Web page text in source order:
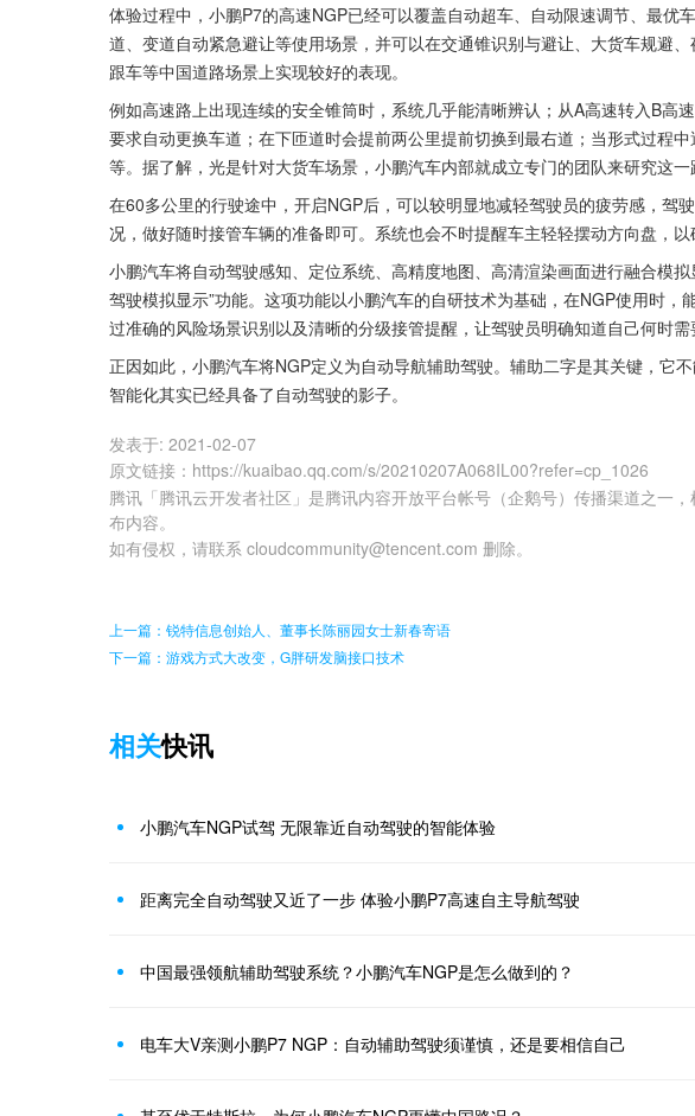
体验过程中，小鹏P7的高速NGP已经可以覆盖自动超车、自动限速调节、最优
道、变道自动紧急避让等使用场景，并可以在交通锥识别与避让、大货车规避
跟车等中国道路场景上实现较好的表现。
例如高速路上出现连续的安全锥筒时，系统几乎能清晰辨认；从A高速转入B高
要求自动更换车道；在下匝道时会提前两公里提前切换到最右道；当形式过程
等。据了解，光是针对大货车场景，小鹏汽车内部就成立专门的团队来研究这一
在60多公里的行驶途中，开启NGP后，可以较明显地减轻驾驶员的疲劳感，驾
况，做好随时接管车辆的准备即可。系统也会不时提醒车主轻轻摆动方向盘，以
小鹏汽车将自动驾驶感知、定位系统、高精度地图、高清渲染画面进行融合模
驾驶模拟显示”功能。这项功能以小鹏汽车的自研技术为基础，在NGP使用时，
过准确的风险场景识别以及清晰的分级接管提醒，让驾驶员明确知道自己何时需
正因如此，小鹏汽车将NGP定义为自动导航辅助驾驶。辅助二字是其关键，它
智能化其实已经具备了自动驾驶的影子。
发表于: 2021-02-07
原文链接 ： https://kuaibao.qq.com/s/20210207A068IL00?refer=cp_1026
腾讯「腾讯云开发者社区」是腾讯内容开放平台帐号（企鹅号）传播渠道之一，
布内容。
如有侵权，请联系 cloudcommunity@tencent.com 删除。
上一篇：锐特信息创始人、董事长陈丽园女士新春寄语
下一篇：游戏方式大改变，G胖研发脑接口技术
相关快讯
小鹏汽车NGP试驾 无限靠近自动驾驶的智能体验
距离完全自动驾驶又近了一步 体验小鹏P7高速自主导航驾驶
中国最强领航辅助驾驶系统？小鹏汽车NGP是怎么做到的？
电车大V亲测小鹏P7 NGP：自动辅助驾驶须谨慎，还是要相信自己